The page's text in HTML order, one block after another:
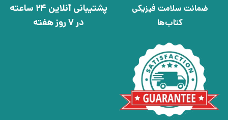
ضمانت سلامت فیزیکی
کتاب‌ها
پشتیبانی آنلاین 24 ساعته
در 7 روز هفته